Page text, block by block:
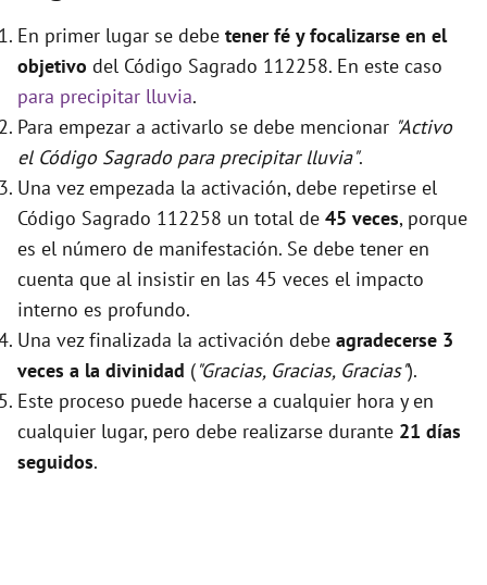
En primer lugar se debe tener fé y focalizarse en el
objetivo del Código Sagrado 112258. En este caso
para precipitar lluvia.
Para empezar a activarlo se debe mencionar "Activo
el Código Sagrado para precipitar lluvia".
Una vez empezada la activación, debe repetirse el
Código Sagrado 112258 un total de 45 veces, porque
es el número de manifestación. Se debe tener en
cuenta que al insistir en las 45 veces el impacto
interno es profundo.
Una vez finalizada la activación debe agradecerse 3
veces a la divinidad ("Gracias, Gracias, Gracias").
Este proceso puede hacerse a cualquier hora y en
cualquier lugar, pero debe realizarse durante 21 días
seguidos.